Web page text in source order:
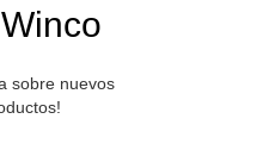
sobre nuevos